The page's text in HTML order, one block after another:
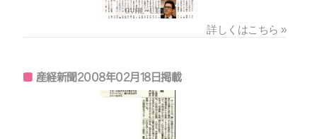
詳しくはこちら »
産経新聞2008年02月18日掲載